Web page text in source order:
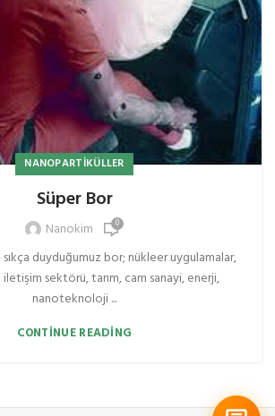
NANOPARTIKÜLLER
Süper Bor
Nanokim 0
sıkça duyduğumuz bor; nükleer uygulamalar,
sektörü, tarım, cam sanayi, enerji,
nanoteknoloji ...
CONTINUE READING